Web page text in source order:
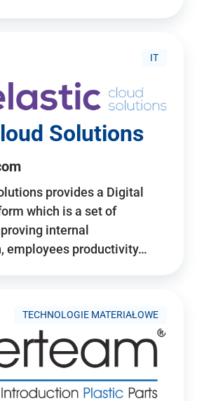
IT
Solutions
provides a Digital
which is a set of
internal
employees productivity…
TECHNOLOGIE MATERIAŁOWE